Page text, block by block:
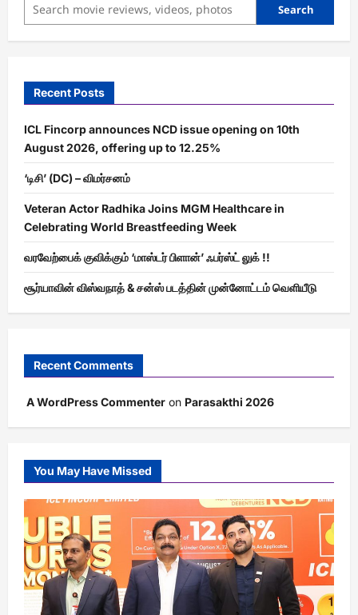
Search
Recent Posts
ICL Fincorp announces NCD issue opening on 10th
August 2026, offering up to 12.25%
‘டிசி’ (DC) – விமர்சனம்
Veteran Actor Radhika Joins MGM Healthcare in
Celebrating World Breastfeeding Week
வரவேற்பைக் குவிக்கும் ‘மாஸ்டர் பிளான்’ ஃபர்ஸ்ட் லுக் !!
சூர்யாவின் விஸ்வநாத் & சன்ஸ் படத்தின் முன்னோட்டம் வெளியீடு
Recent Comments
A WordPress Commenter on Parasakthi 2026
You May Have Missed